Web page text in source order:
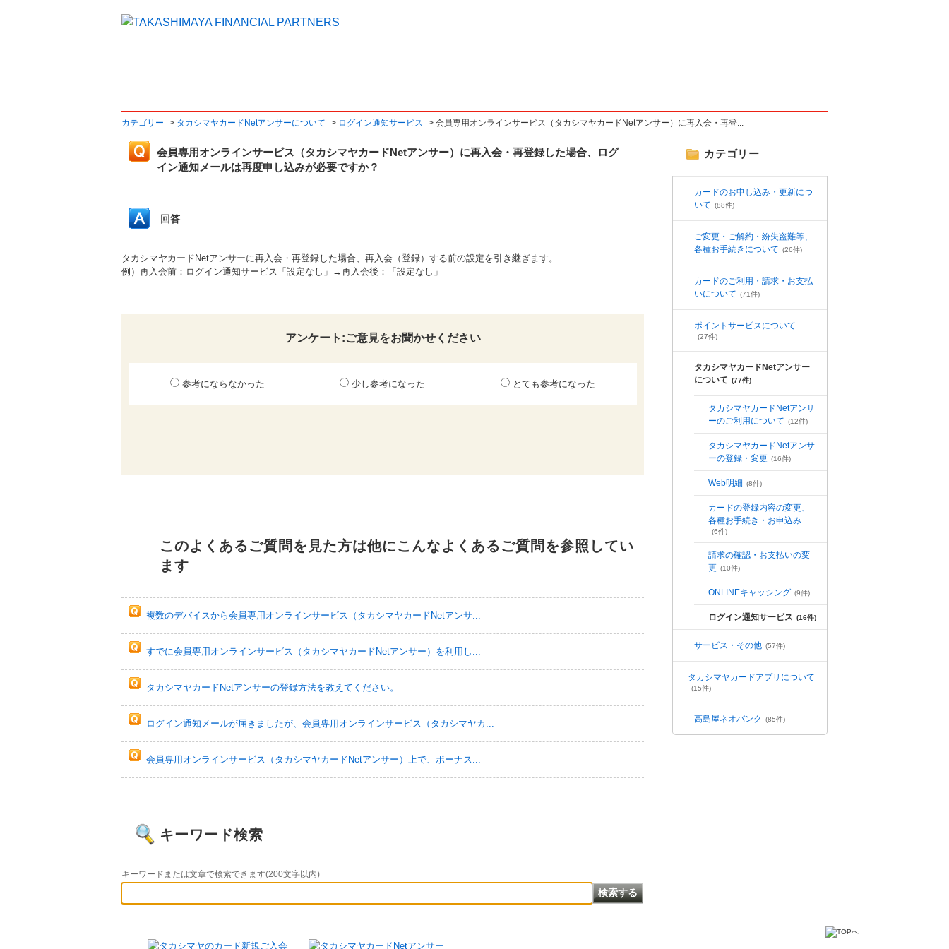
カテゴリー > タカシマヤカードNetアンサーについて > ログイン通知サービス > 会員専用オンラインサービス（タカシマヤカードNetアンサー）に再入会・再登...
カテゴリー
カードのお申し込み・更新につ
いて (88件)
ご変更・ご解約・紛失盗難等、
各種お手続きについて (26件)
カードのご利用・請求・お支払
いについて (71件)
ポイントサービスについて
(27件)
タカシマヤカードNetアンサー
について (77件)
タカシマヤカードNetアンサ
ーのご利用について (12件)
タカシマヤカードNetアンサ
ーの登録・変更 (16件)
Web明細 (8件)
カードの登録内容の変更、
各種お手続き・お申込み
(6件)
請求の確認・お支払いの変
更 (10件)
ONLINEキャッシング (9件)
ログイン通知サービス (16件)
サービス・その他 (57件)
タカシマヤカードアプリについて
(15件)
高島屋ネオバンク (85件)
会員専用オンラインサービス（タカシマヤカードNetアンサー）に再入会・再登録した場合、ログ
イン通知メールは再度申し込みが必要ですか？
回答
タカシマヤカードNetアンサーに再入会・再登録した場合、再入会（登録）する前の設定を引き継ぎます。
例）再入会前：ログイン通知サービス「設定なし」→再入会後：「設定なし」
アンケート:ご意見をお聞かせください
参考にならなかった 少し参考になった とても参考になった
このよくあるご質問を見た方は他にこんなよくあるご質問を参照してい
ます
複数のデバイスから会員専用オンラインサービス（タカシマヤカードNetアンサ...
すでに会員専用オンラインサービス（タカシマヤカードNetアンサー）を利用し...
タカシマヤカードNetアンサーの登録方法を教えてください。
ログイン通知メールが届きましたが、会員専用オンラインサービス（タカシマヤカ...
会員専用オンラインサービス（タカシマヤカードNetアンサー）上で、ボーナス...
キーワード検索
キーワードまたは文章で検索できます(200文字以内)